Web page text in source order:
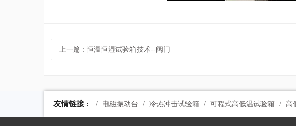
上一篇 : 恒温恒湿试验箱技术--阀门
友情链接 : 电磁振动台 冷热冲击试验箱 可程式高低温试验箱 高